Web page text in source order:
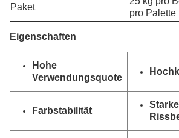
Paket
pro Palette
Eigenschaften
Hohe
Verwendungsquote
Farbstabilität
Starke